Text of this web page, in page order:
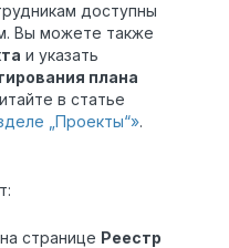
доступны
Вы можете также
и указать
плана
в статье
„Проекты“».
странице Реестр